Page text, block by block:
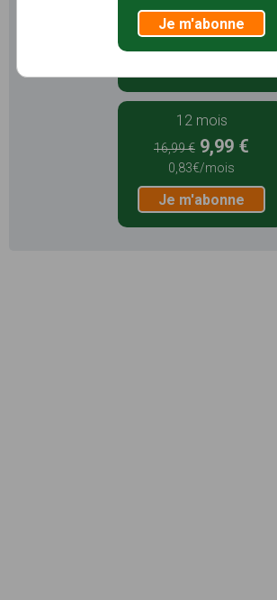
5,99 €
1,99€/mois
12 mois
16,99 € 9,99 €
0,83€/mois
Je m'abonne
Je m'abonne